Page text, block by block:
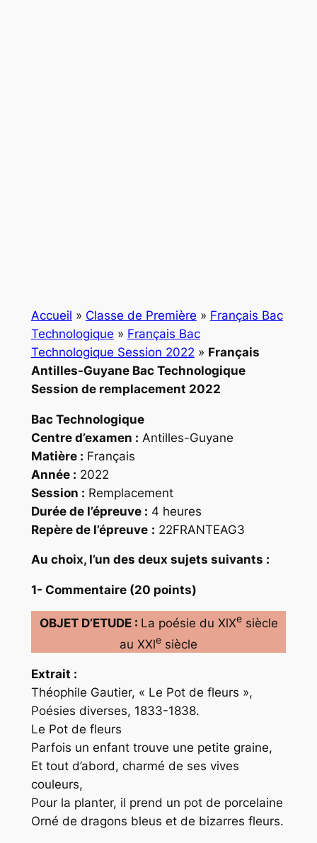
Accueil » Classe de Première » Français Bac
Technologique » Français Bac
Technologique Session 2022 » Français
Antilles-Guyane Bac Technologique
Session de remplacement 2022
Bac Technologique
Centre d’examen : Antilles-Guyane
Matière : Français
Année : 2022
Session : Remplacement
Durée de l’épreuve : 4 heures
Repère de l’épreuve : 22FRANTEAG3
Au choix, I’un des deux sujets suivants :
1- Commentaire (20 points)
OBJET D’ETUDE : La poésie du XlXesiècle
au XXle siècle
Extrait :
Théophile Gautier, « Le Pot de fleurs »,
Poésies diverses, 1833-1838.
Le Pot de fleurs
Parfois un enfant trouve une petite graine,
Et tout d’abord, charmé de ses vives
couleurs,
Pour la planter, il prend un pot de porcelaine
Orné de dragons bleus et de bizarres fleurs.